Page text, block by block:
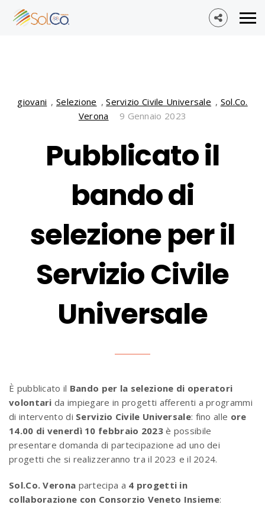
giovani , Selezione ,Servizio Civile Universale , Sol.Co.
Verona
9 Gennaio 2023
Pubblicato il
bando di
selezione per il
Servizio Civile
Universale
È pubblicato il Bando per la selezione di operatori
volontari da impiegare in progetti afferenti a programmi
di intervento di Servizio Civile Universale: fino alle ore
14.00 di venerdì 10 febbraio 2023è possibile
presentare domanda di partecipazione ad uno dei
progetti che si realizzeranno tra il 2023 e il 2024.
Sol.Co. Verona partecipa a 4 progetti in
collaborazione con Consorzio Veneto Insieme: